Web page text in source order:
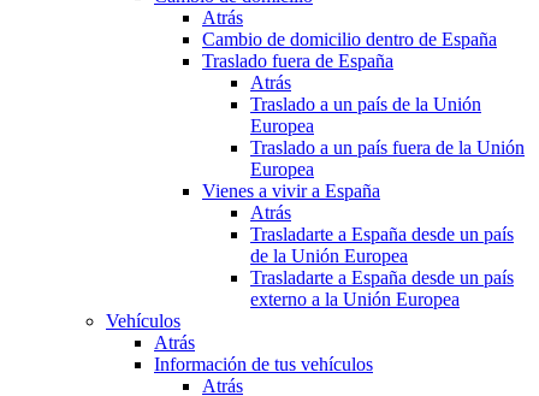
Atrás
Cambio de domicilio dentro de España
Traslado fuera de España
Atrás
Traslado a un país de la Unión
Europea
Traslado a un país fuera de la Unión
Europea
Vienes a vivir a España
Atrás
Trasladarte a España desde un país
de la Unión Europea
Trasladarte a España desde un país
externo a la Unión Europea
Vehículos
Atrás
Información de tus vehículos
Atrás